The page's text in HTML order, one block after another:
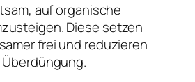
auf organische
Diese setzen
frei und reduzieren